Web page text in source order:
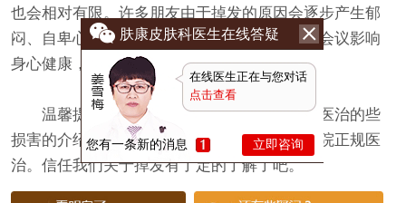
也会相对有限。许多朋友由于掉发的原因会逐步产生郁
闷、自卑心里，不愿与人接触，长期的自结束会议影响
身心健康，建议我们重视掉发这种疾病。
温馨提示：以上便是医师关于掉发不及时医治的些
损害的介绍，如果有发现掉发者定要及时去医院正规医
治。信任我们关于掉发有了定的了解了吧。
肤康皮肤科医生在线答疑
在线医生正在与您对话
点击查看
您有一条新的消息 立即咨询